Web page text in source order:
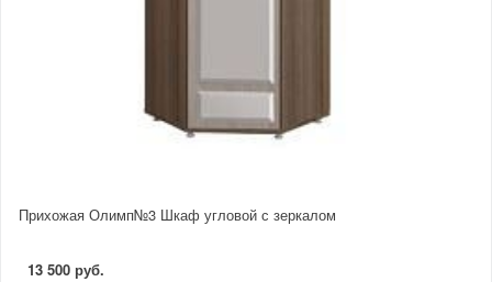
Прихожая Олимп№3 Шкаф угловой с зеркалом
13 500 руб.